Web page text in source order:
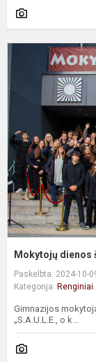
Mokytojų dienos
Paskelbta: 2024-10-
Kategorija: Renginiai
Gimnazijos
„S.A.U.L.E., o k...